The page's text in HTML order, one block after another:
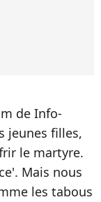
de Info-
jeunes filles,
le martyre.
Mais nous
les tabous